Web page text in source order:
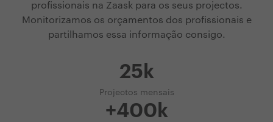
profissionais na Zaask para os seus projectos.
Monitorizamos os orçamentos dos profissionais e
partilhamos essa informação consigo.
25k
Projectos mensais
+400k